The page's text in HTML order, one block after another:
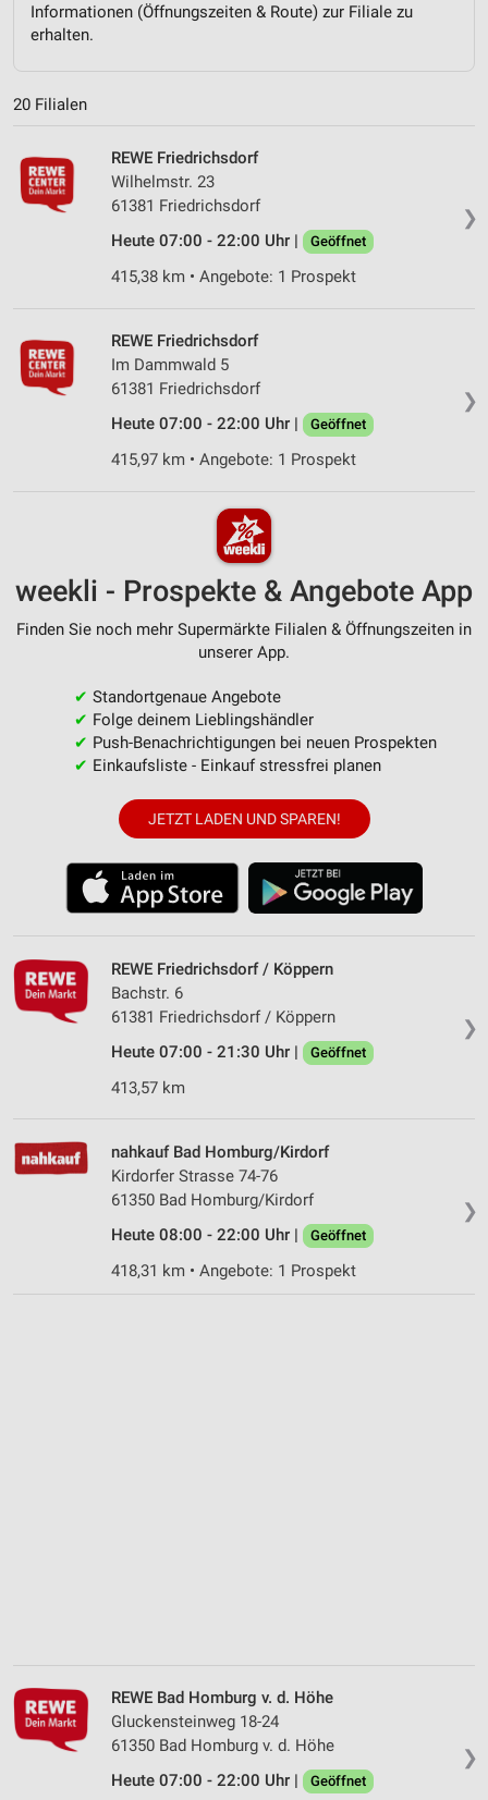
Informationen (Öffnungszeiten & Route) zur Filiale zu
erhalten.
20 Filialen
❯
REWE Friedrichsdorf
Wilhelmstr. 23
61381 Friedrichsdorf
Heute 07:00 - 22:00 Uhr |
Geöffnet
415,38 km • Angebote: 1 Prospekt
❯
REWE Friedrichsdorf
Im Dammwald 5
61381 Friedrichsdorf
Heute 07:00 - 22:00 Uhr |
Geöffnet
415,97 km • Angebote: 1 Prospekt
weekli - Prospekte & Angebote App
Finden Sie noch mehr Supermärkte Filialen & Öffnungszeiten in
unserer App.
✔ Standortgenaue Angebote
✔ Folge deinem Lieblingshändler
✔ Push-Benachrichtigungen bei neuen Prospekten
✔ Einkaufsliste - Einkauf stressfrei planen
JETZT LADEN UND SPAREN!
❯
REWE Friedrichsdorf / Köppern
Bachstr. 6
61381 Friedrichsdorf / Köppern
Heute 07:00 - 21:30 Uhr |
Geöffnet
413,57 km
❯
nahkauf Bad Homburg/Kirdorf
Kirdorfer Strasse 74-76
61350 Bad Homburg/Kirdorf
Heute 08:00 - 22:00 Uhr |
Geöffnet
418,31 km • Angebote: 1 Prospekt
❯
REWE Bad Homburg v. d. Höhe
Gluckensteinweg 18-24
61350 Bad Homburg v. d. Höhe
Heute 07:00 - 22:00 Uhr |
Geöffnet